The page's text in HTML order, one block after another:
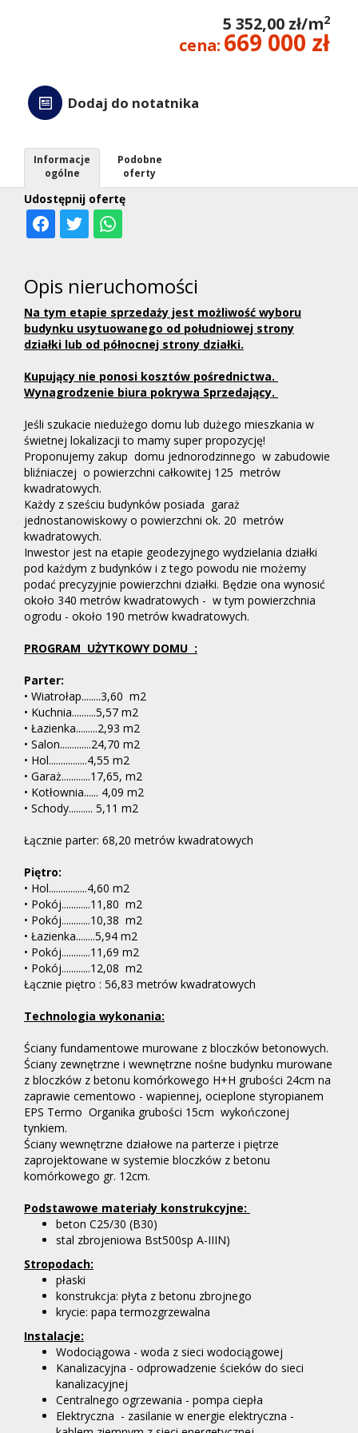
kredyt
5 352,00 zł/m2
cena: 669 000 zł
Dodaj do notatnika
Udostępnij ofertę
Informacje
ogólne
Podobne
oferty
Opis nieruchomości
Na tym etapie sprzedaży jest możliwość wyboru
budynku usytuowanego od południowej strony
działki lub od północnej strony działki.
Kupujący nie ponosi kosztów pośrednictwa.
Wynagrodzenie biura pokrywa Sprzedający.
Jeśli szukacie niedużego domu lub dużego mieszkania w
świetnej lokalizacji to mamy super propozycję!
Proponujemy zakup domu jednorodzinnego w zabudowie
bliźniaczej o powierzchni całkowitej 125 metrów
kwadratowych.
Każdy z sześciu budynków posiada garaż
jednostanowiskowy o powierzchni ok. 20 metrów
kwadratowych.
Inwestor jest na etapie geodezyjnego wydzielania działki
pod każdym z budynków i z tego powodu nie możemy
podać precyzyjnie powierzchni działki. Będzie ona wynosić
około 340 metrów kwadratowych - w tym powierzchnia
ogrodu - około 190 metrów kwadratowych.
PROGRAM UŻYTKOWY DOMU :
Parter:
• Wiatrołap........3,60 m2
• Kuchnia..........5,57 m2
• Łazienka.........2,93 m2
• Salon.............24,70 m2
• Hol................4,55 m2
• Garaż............17,65, m2
• Kotłownia...... 4,09 m2
• Schody.......... 5,11 m2
Łącznie parter: 68,20 metrów kwadratowych
Piętro:
• Hol................4,60 m2
• Pokój............11,80 m2
• Pokój............10,38 m2
• Łazienka........5,94 m2
• Pokój............11,69 m2
• Pokój............12,08 m2
Łącznie piętro : 56,83 metrów kwadratowych
Technologia wykonania:
Ściany fundamentowe murowane z bloczków betonowych.
Ściany zewnętrzne i wewnętrzne nośne budynku murowane
z bloczków z betonu komórkowego H+H grubości 24cm na
zaprawie cementowo - wapiennej, ocieplone styropianem
EPS Termo Organika grubości 15cm wykończonej
tynkiem.
Ściany wewnętrzne działowe na parterze i piętrze
zaprojektowane w systemie bloczków z betonu
komórkowego gr. 12cm.
Podstawowe materiały konstrukcyjne:
beton C25/30 (B30)
stal zbrojeniowa Bst500sp A-IIIN)
Stropodach:
płaski
konstrukcja: płyta z betonu zbrojnego
krycie: papa termozgrzewalna
Instalacje:
Wodociągowa - woda z sieci wodociągowej
Kanalizacyjna - odprowadzenie ścieków do sieci
kanalizacyjnej
Centralnego ogrzewania - pompa ciepła
Elektryczna - zasilanie w energie elektryczna -